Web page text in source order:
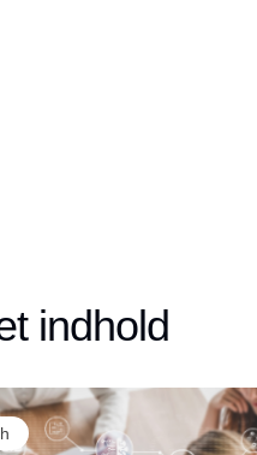
indhold